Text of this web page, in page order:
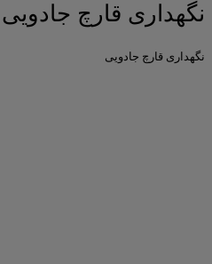
نگهداری قارچ جادویی
نگهداری قارچ جادویی